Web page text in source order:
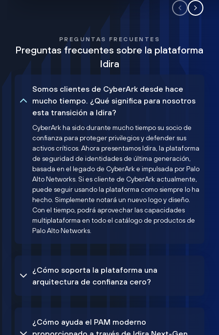
PREGUNTAS FRECUENTES
Preguntas frecuentes sobre la plataforma
Idira
Somos clientes de CyberArk desde hace
mucho tiempo. ¿Qué significa para nosotros
esta transición a Idira?
CyberArk ha sido durante mucho tiempo su socio de
confianza para proteger privilegios y defender sus
activos críticos. Ahora presentamos Idira, la plataforma
de seguridad de identidades de última generación,
basada en el legado de CyberArk e impulsada por Palo
Alto Networks. Si es cliente de CyberArk actualmente,
puede seguir usando la plataforma como siempre lo ha
hecho. Simplemente notará un nuevo logo y diseño.
Con el tiempo, podrá aprovechar las capacidades
multiplataforma en todo el catálogo de productos de
Palo Alto Networks.
¿Cómo soporta la plataforma una
arquitectura de confianza cero?
¿Cómo ayuda el PAM moderno